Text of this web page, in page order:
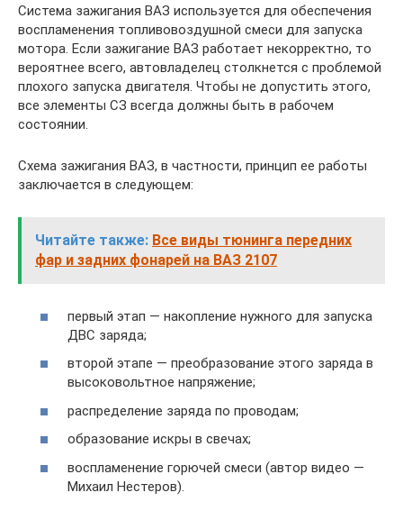
Система зажигания ВАЗ используется для обеспечения
воспламенения топливовоздушной смеси для запуска
мотора. Если зажигание ВАЗ работает некорректно, то
вероятнее всего, автовладелец столкнется с проблемой
плохого запуска двигателя. Чтобы не допустить этого,
все элементы СЗ всегда должны быть в рабочем
состоянии.
Схема зажигания ВАЗ, в частности, принцип ее работы
заключается в следующем:
Читайте также: Все виды тюнинга передних
фар и задних фонарей на ВАЗ 2107
первый этап — накопление нужного для запуска
ДВС заряда;
второй этапе — преобразование этого заряда в
высоковольтное напряжение;
распределение заряда по проводам;
образование искры в свечах;
воспламенение горючей смеси (автор видео —
Михаил Нестеров).